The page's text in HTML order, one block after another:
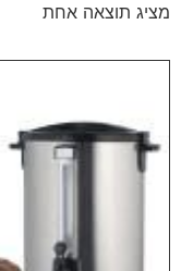
מציג תוצאה אחת